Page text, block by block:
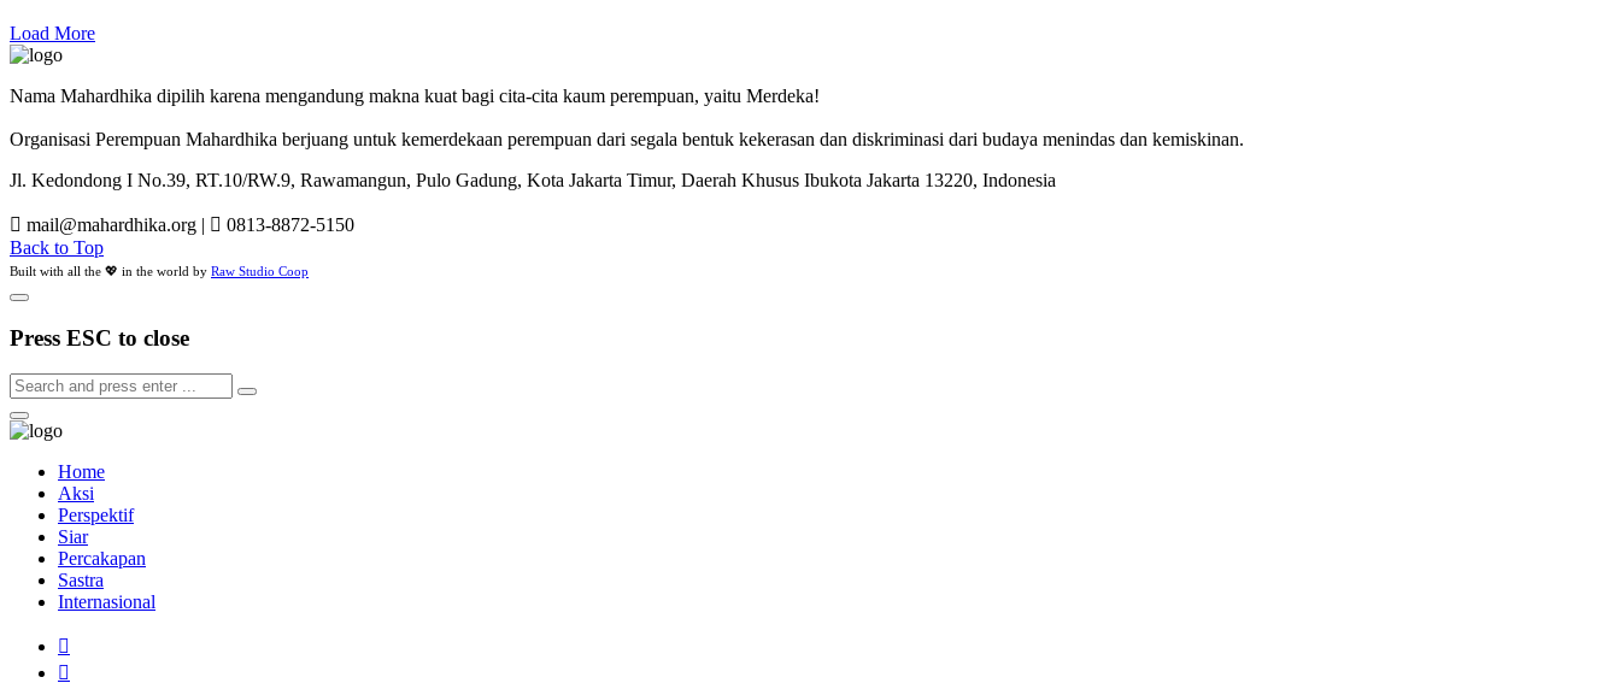
Load More
Nama Mahardhika dipilih karena mengandung makna kuat bagi cita-cita kaum perempuan, yaitu Merdeka!
Organisasi Perempuan Mahardhika berjuang untuk kemerdekaan perempuan dari segala bentuk kekerasan dan diskriminasi dari budaya menindas dan kemiskinan.
Jl. Kedondong I No.39, RT.10/RW.9, Rawamangun, Pulo Gadung, Kota Jakarta Timur, Daerah Khusus Ibukota Jakarta 13220, Indonesia
mail@mahardhika.org |
0813-8872-5150
Back to Top
Built with all the 💖 in the world by Raw Studio Coop
Press ESC to close
Home
Aksi
Perspektif
Siar
Percakapan
Sastra
Internasional